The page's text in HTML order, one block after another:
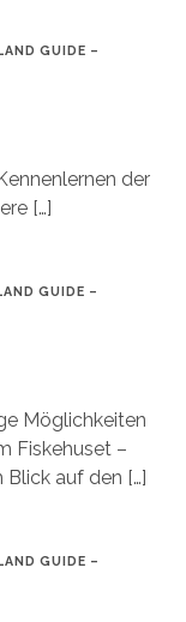
GUIDE –
der
[…]
GUIDE –
Möglichkeiten
Fiskehuset –
auf den […]
GUIDE –